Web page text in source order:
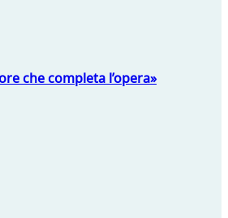
che completa l’opera»